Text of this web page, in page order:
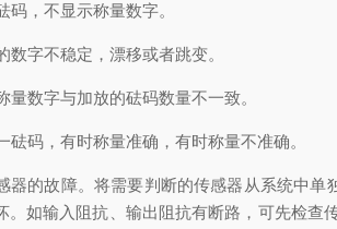
，不显示称量数字。
字不稳定，漂移或者跳变。
数字与加放的砝码数量不一致。
码，有时称量准确，有时称量不准确。
故障。将需要判断的传感器从系统中单
。如输入阻抗、输出阻抗有断路，可先检